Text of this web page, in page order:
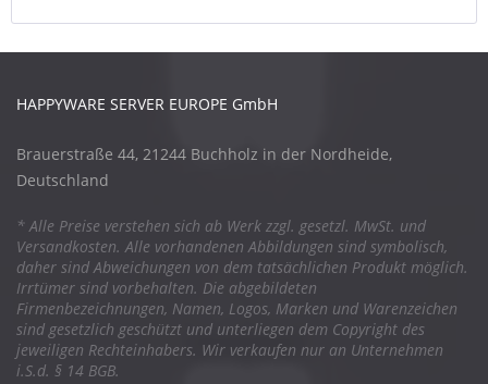
HAPPYWARE SERVER EUROPE GmbH
Brauerstraße 44, 21244 Buchholz in der Nordheide,
Deutschland
* Alle Preise verstehen sich ab Werk zzgl. gesetzl. MwSt. und
Versandkosten. Alle vorhandenen Abbildungen sind symbolisch,
daher sind Abweichungen von dem tatsächlichen Produkt möglich.
Irrtümer sind vorbehalten. Die abgebildeten
Firmenbezeichnungen, Namen, Logos, Marken und Warenzeichen
sind gesetzlich geschützt und unterliegen dem Copyright des
jeweiligen Rechteinhabers. Wir verkaufen nur an Unternehmen
i.S.d. § 14 BGB.